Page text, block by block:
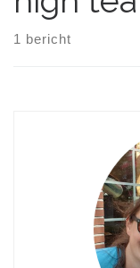
1 bericht